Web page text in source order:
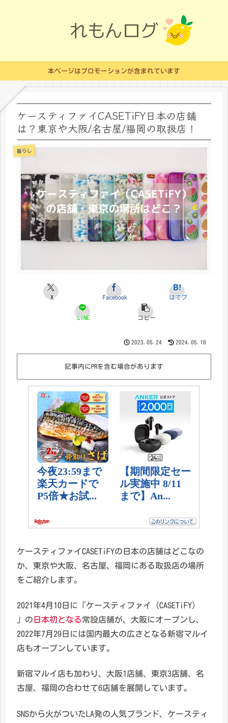
本ページはプロモーションが含まれています
ケースティファイCASETiFY日本の店舗
は？東京や大阪/名古屋/福岡の取扱店！
暮らし
X Facebook はてブ
LINE コピー
2023.05.24 2024.05.16
記事内にPRを含む場合があります
ケースティファイCASETiFYの日本の店舗はどこなの
か、東京や大阪、名古屋、福岡にある取扱店の場所
をご紹介します。
2021年4月10日に「ケースティファイ（CASETiFY）
」の日本初となる常設店舗が、大阪にオープンし、
2022年7月29日には国内最大の広さとなる新宿マルイ
店もオープンしています。
新宿マルイ店も加わり、大阪1店舗、東京3店舗、名
古屋、福岡の合わせて6店舗を展開しています。
SNSから火がついたLA発の人気ブランド、ケースティ